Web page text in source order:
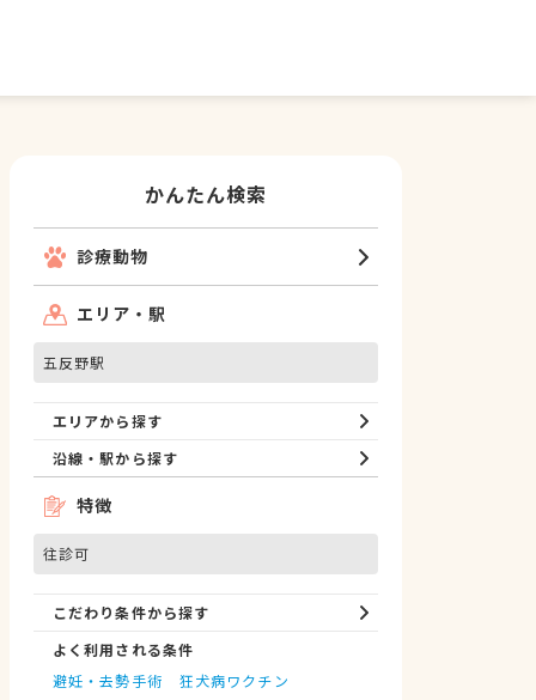
かんたん検索
診療動物
エリア・駅
五反野駅
エリアから探す
沿線・駅から探す
特徴
往診可
こだわり条件から探す
よく利用される条件
避妊・去勢手術
狂犬病ワクチン